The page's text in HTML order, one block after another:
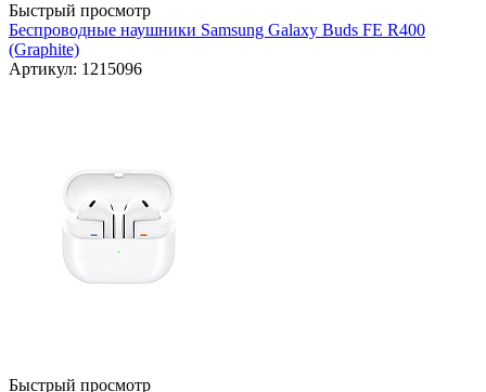
Быстрый просмотр
Беспроводные наушники Samsung Galaxy Buds FE R400
(Graphite)
Артикул: 1215096
Быстрый просмотр